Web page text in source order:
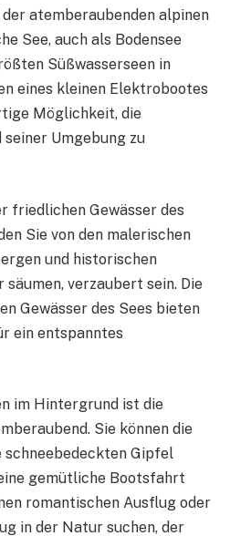
atemberaubenden alpinen
See, auch als Bodensee
Süßwasserseen in
eines kleinen Elektrobootes
Möglichkeit, die
seiner Umgebung zu
friedlichen Gewässer des
Sie von den malerischen
und historischen
säumen, verzaubert sein. Die
Gewässer des Sees bieten
ein entspanntes
im Hintergrund ist die
Sie können die
schneebedeckten Gipfel
gemütliche Bootsfahrt
romantischen Ausflug oder
in der Natur suchen, der